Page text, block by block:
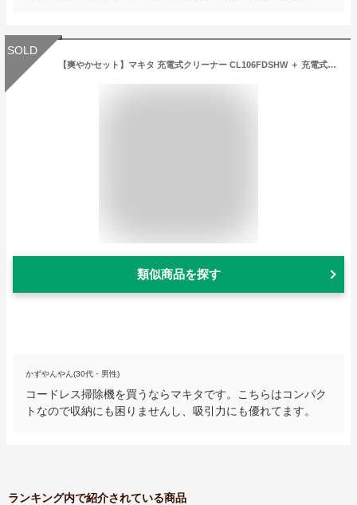
SOLD
【爽やかセット】マキタ 充電式クリーナー CL106FDSHW ＋ 充電式ファン CF100DZ ★フィルター10枚付★ コードレス掃除機・扇風機 バッテリ使い回し
類似商品を探す
かずやんやん(30代・男性)
コードレス掃除機を買うならマキタです。こちらはコンパク
トなので収納にも困りませんし、吸引力にも優れてます。
ランキング内で紹介されている商品